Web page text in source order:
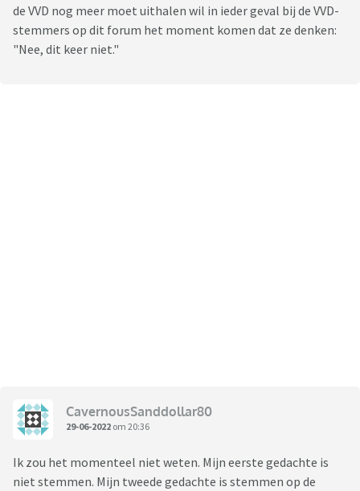
de VVD nog meer moet uithalen wil in ieder geval bij de VVD-
stemmers op dit forum het moment komen dat ze denken:
"Nee, dit keer niet."
CavernousSanddollar80
29-06-2022 om 20:36
Ik zou het momenteel niet weten. Mijn eerste gedachte is
niet stemmen. Mijn tweede gedachte is stemmen op de